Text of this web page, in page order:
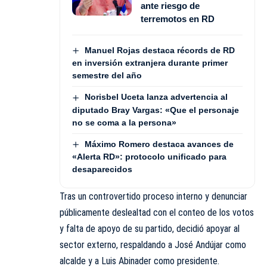
ante riesgo de
terremotos en RD
Manuel Rojas destaca récords de RD
en inversión extranjera durante primer
semestre del año
Norisbel Uceta lanza advertencia al
diputado Bray Vargas: «Que el personaje
no se coma a la persona»
Máximo Romero destaca avances de
«Alerta RD»: protocolo unificado para
desaparecidos
Tras un controvertido proceso interno y denunciar
públicamente deslealtad con el conteo de los votos
y falta de apoyo de su partido, decidió apoyar al
sector externo, respaldando a José Andújar como
alcalde y a Luis Abinader como presidente.